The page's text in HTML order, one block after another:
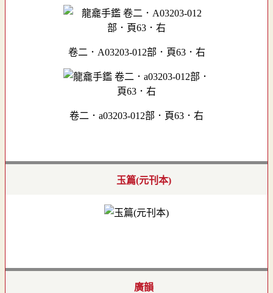
卷二．A03203-012部．頁63．右
卷二．a03203-012部．頁63．右
玉篇(元刊本)
廣韻